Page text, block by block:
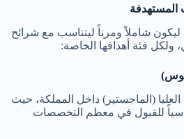
المستهدفة
شاملاً ومرناً ليتناسب مع شرائح
ولكل فئة أهدافها الخاصة:
(الماجستير) داخل المملكة، حيث
للقبول في معظم التخصصات